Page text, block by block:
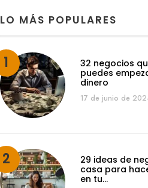
LO MÁS POPULARES
32 negocios
puedes
dinero
17 de junio de
29 ideas de
casa para
en tu…